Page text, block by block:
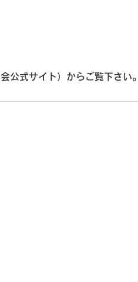
公式サイト）からご覧下さい。